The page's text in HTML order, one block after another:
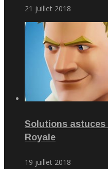
21 juillet 2018
Solutions
Royale
19 juillet 2018